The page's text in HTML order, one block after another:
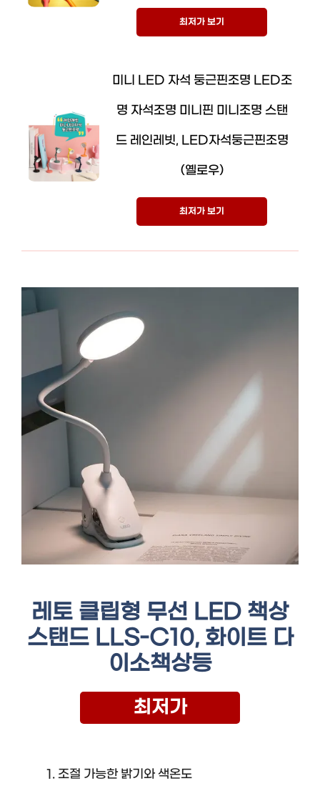
최저가 보기
미니 LED 자석 둥근핀조명 LED조
명 자석조명 미니핀 미니조명 스탠
드 레인레빗, LED자석둥근핀조명
(옐로우)
최저가 보기
레토 클립형 무선 LED 책상
스탠드 LLS-C10, 화이트 다
이소책상등
최저가
조절 가능한 밝기와 색온도